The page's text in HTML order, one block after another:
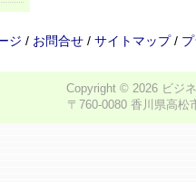
ジ / お問合せ / サイトマップ/
Copyright © 2026 ビジ
〒760-0080 香川県高松